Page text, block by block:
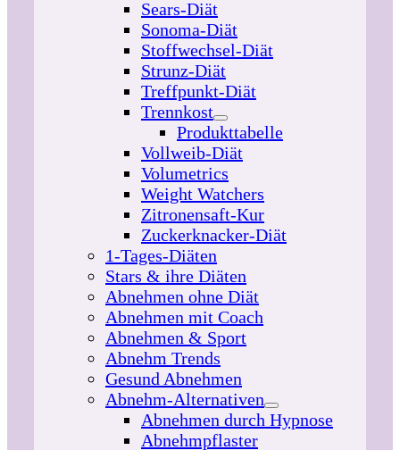
Sears-Diät
Sonoma-Diät
Stoffwechsel-Diät
Strunz-Diät
Treffpunkt-Diät
Trennkost
Produkttabelle
Vollweib-Diät
Volumetrics
Weight Watchers
Zitronensaft-Kur
Zuckerknacker-Diät
1-Tages-Diäten
Stars & ihre Diäten
Abnehmen ohne Diät
Abnehmen mit Coach
Abnehmen & Sport
Abnehm Trends
Gesund Abnehmen
Abnehm-Alternativen
Abnehmen durch Hypnose
Abnehmpflaster